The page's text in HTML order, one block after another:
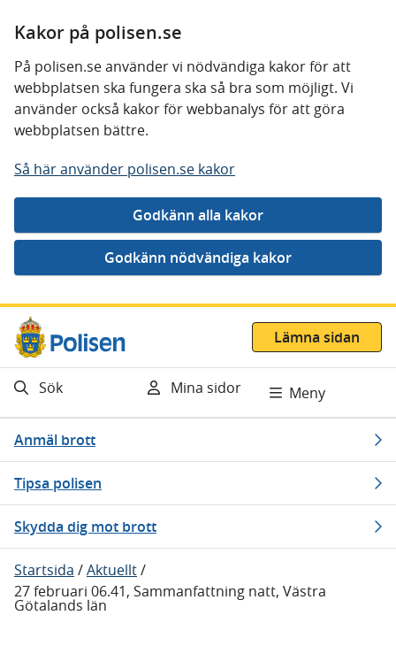
Kakor på polisen.se
På polisen.se använder vi nödvändiga kakor för att
webbplatsen ska fungera ska så bra som möjligt. Vi
använder också kakor för webbanalys för att göra
webbplatsen bättre.
Så här använder polisen.se kakor
Gå direkt till innehåll
Lämna sidan
Sök Mina sidor Meny
Anmäl brott
Tipsa polisen
Skydda dig mot brott
Startsida /Aktuellt/
27 februari 06.41, Sammanfattning natt, Västra
Götalands län